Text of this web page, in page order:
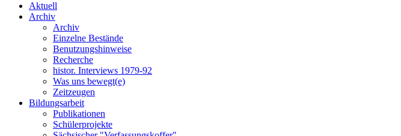
Aktuell
Archiv
Archiv
Einzelne Bestände
Benutzungshinweise
Recherche
histor. Interviews 1979-92
Was uns bewegt(e)
Zeitzeugen
Bildungsarbeit
Publikationen
Schülerprojekte